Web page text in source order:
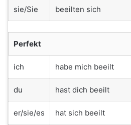
sie/Sie beeilten sich
Perfekt
ich habe mich beeilt
du hast dich beeilt
er/sie/es hat sich beeilt